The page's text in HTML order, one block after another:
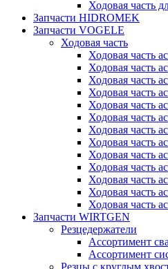
Ходовая часть
Запчасти HIDROMEK
Запчасти VOGELE
Ходовая часть
Ходовая часть
Ходовая часть
Ходовая часть
Ходовая часть
Ходовая часть
Ходовая часть
Ходовая часть
Ходовая часть
Ходовая часть
Ходовая часть
Ходовая часть
Ходовая часть
Ходовая часть
Запчасти WIRTGEN
Резцедержатели
Ассортимент
Ассортимент
Резцы с круглым